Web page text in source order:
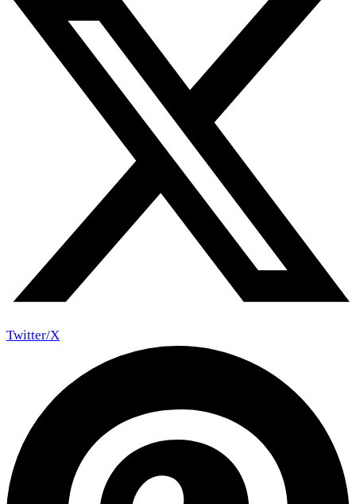
Twitter/X